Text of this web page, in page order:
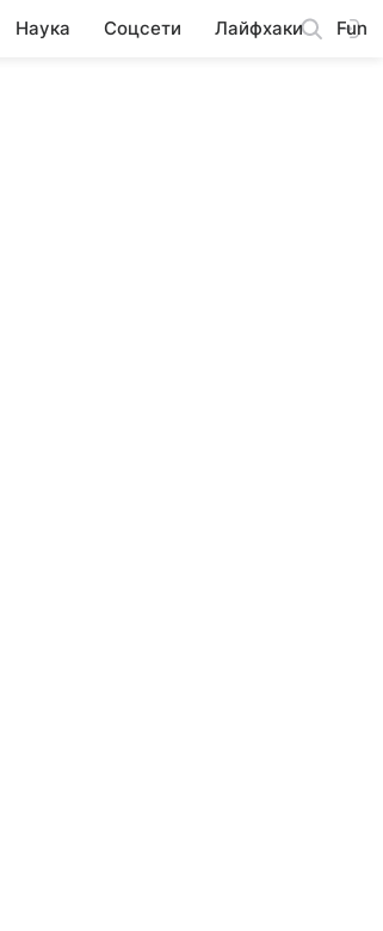
Наука Соцсети Лайфхаки Fun